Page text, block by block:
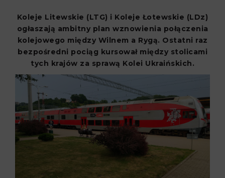
Koleje Litewskie (LTG) i Koleje Łotewskie (LDz)
ogłaszają ambitny plan wznowienia połączenia
kolejowego między Wilnem a Rygą. Ostatni raz
bezpośredni pociąg kursował między stolicami
tych krajów za sprawą Kolei Ukraińskich.